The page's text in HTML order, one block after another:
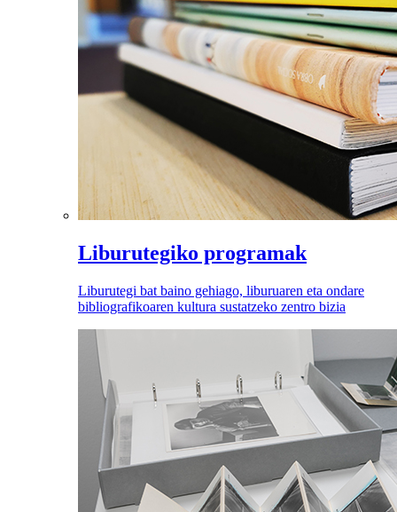
Liburutegiko programak
Liburutegi bat baino gehiago, liburuaren eta ondare
bibliografikoaren kultura sustatzeko zentro bizia